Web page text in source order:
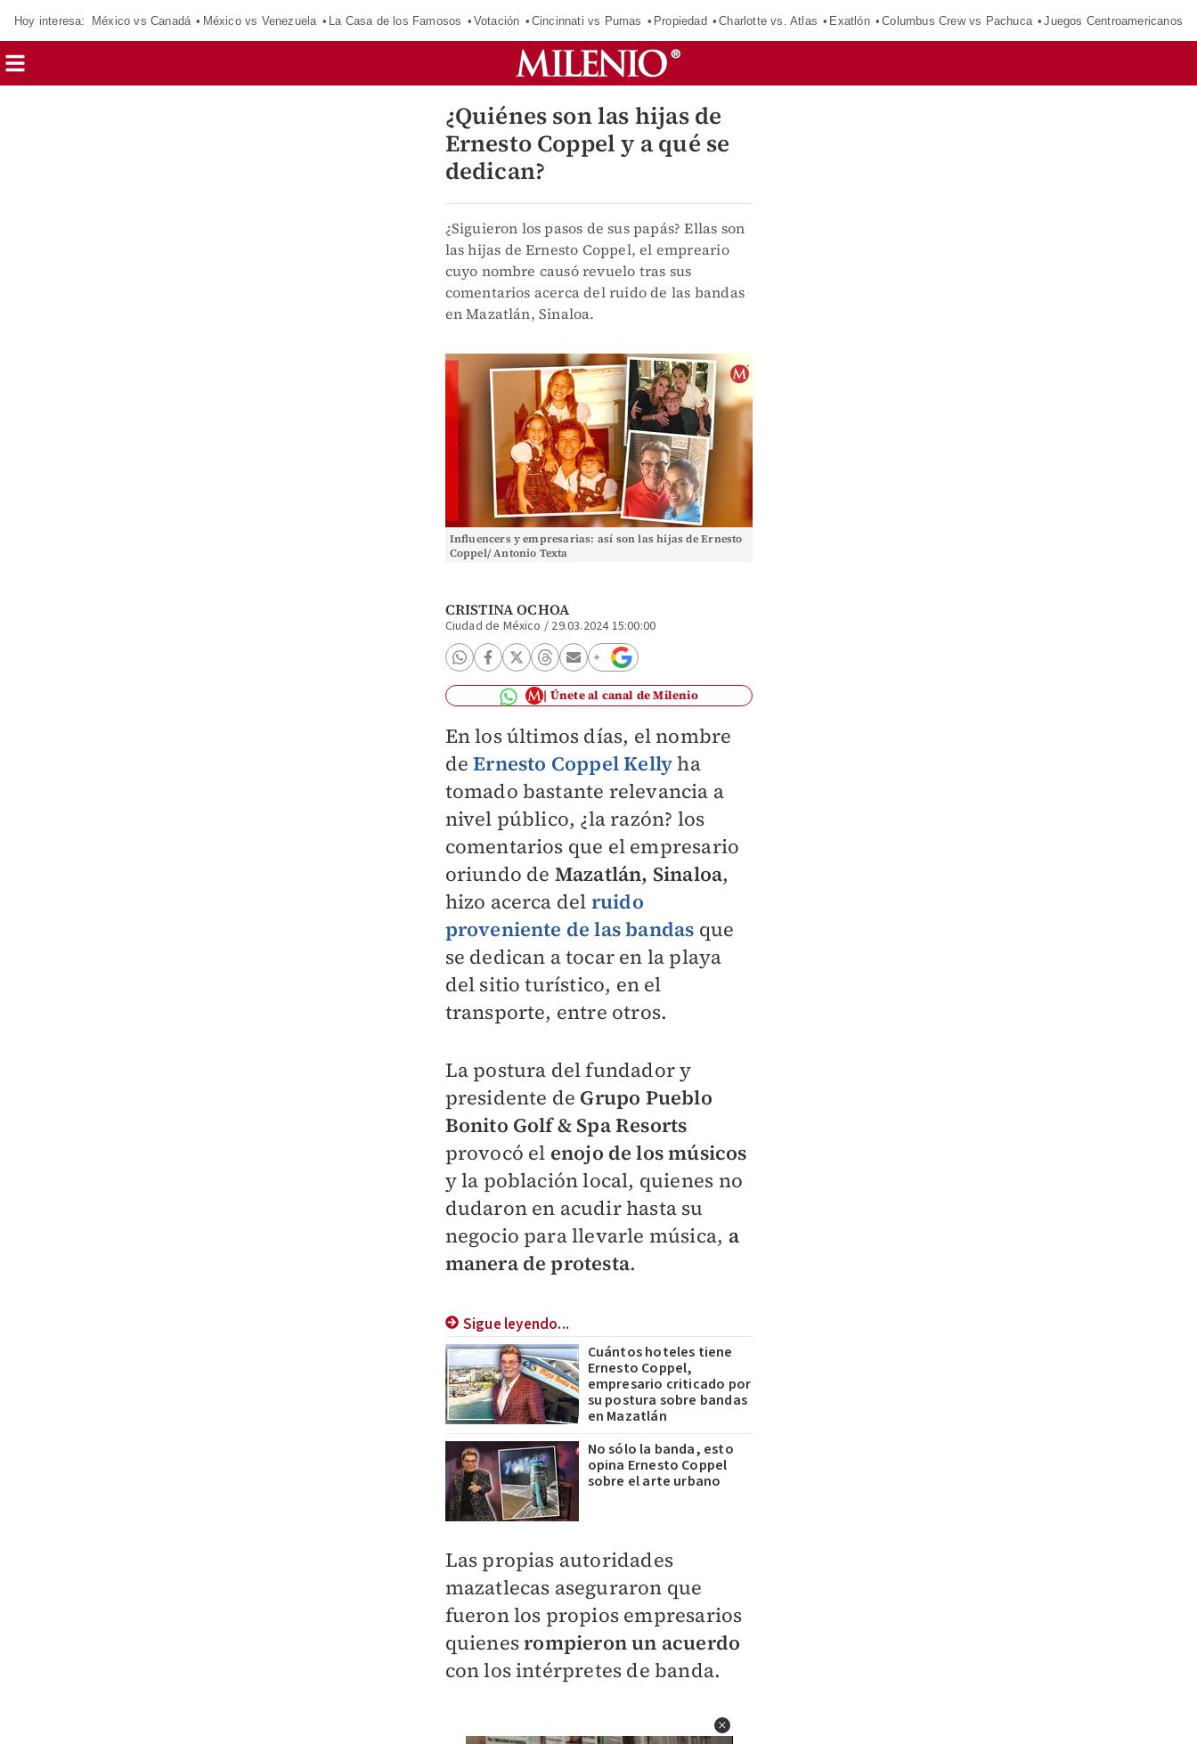
Hoy interesa: México vs Canadá México vs Venezuela La Casa de los Famosos Votación Cincinnati vs Pumas Propiedad Charlotte vs. Atlas Exatlón Columbus Crew vs Pachuca Juegos Centroamericanos
¿Quiénes son las hijas de
Ernesto Coppel y a qué se
dedican?
¿Siguieron los pasos de sus papás? Ellas son
las hijas de Ernesto Coppel, el empreario
cuyo nombre causó revuelo tras sus
comentarios acerca del ruido de las bandas
en Mazatlán, Sinaloa.
Influencers y empresarias: así son las hijas de Ernesto
Coppel/ Antonio Texta
CRISTINA OCHOA
Ciudad de México / 29.03.2024 15:00:00
Únete al canal de Milenio
En los últimos días, el nombre
deErnesto Coppel Kellyha
tomado bastante relevancia a
nivel público, ¿la razón? los
comentarios que el empresario
oriundo de Mazatlán, Sinaloa,
hizo acerca del ruido
proveniente de las bandas que
se dedican a tocar en la playa
del sitio turístico, en el
transporte, entre otros.
La postura del fundador y
presidente de Grupo Pueblo
Bonito Golf & Spa Resorts
provocó el enojo de los músicos
y la población local, quienes no
dudaron en acudir hasta su
negocio para llevarle música, a
manera de protesta.
Sigue leyendo...
Cuántos hoteles tiene
Ernesto Coppel,
empresario criticado por
su postura sobre bandas
en Mazatlán
No sólo la banda, esto
opina Ernesto Coppel
sobre el arte urbano
Las propias autoridades
mazatlecas aseguraron que
fueron los propios empresarios
quienesrompieron un acuerdo
con los intérpretes de banda.